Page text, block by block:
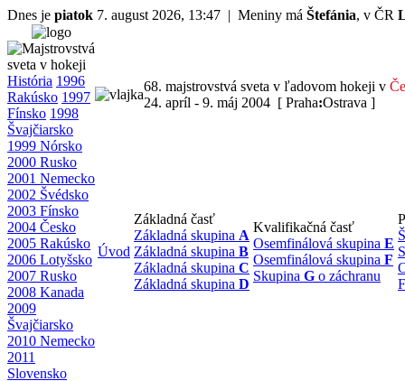
Dnes je piatok 7. august 2026, 13:47 | Meniny má Štefánia, v ČR
História 1996
Rakúsko 1997
Fínsko 1998
Švajčiarsko
1999 Nórsko
2000 Rusko
2001 Nemecko
2002 Švédsko
2003 Fínsko
2004 Česko
2005 Rakúsko
2006 Lotyšsko
2007 Rusko
2008 Kanada
2009
Švajčiarsko
2010 Nemecko
2011
Slovensko
68. majstrovstvá sveta v ľadovom hokeji v
24. apríl - 9. máj 2004 [ Praha:Ostrava ]
Úvod
Základná časť
Základná skupina A
Základná skupina B
Základná skupina C
Základná skupina D
Kvalifikačná časť
Osemfinálová skupina E
Osemfinálová skupina F
Skupina G o záchranu